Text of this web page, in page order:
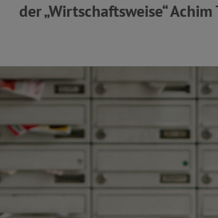
der „Wirtschaftsweise“